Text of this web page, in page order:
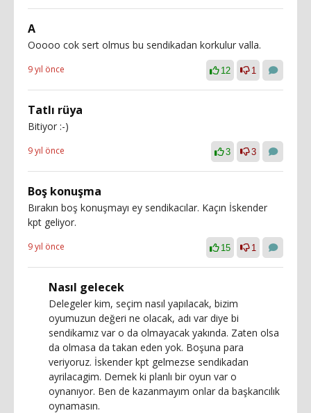
A
Ooooo cok sert olmus bu sendikadan korkulur valla.
9 yıl önce 12 1
Tatlı rüya
Bitiyor :-)
9 yıl önce 3 3
Boş konuşma
Bırakın boş konuşmayı ey sendikacılar. Kaçın İskender
kpt geliyor.
9 yıl önce 15 1
Nasıl gelecek
Delegeler kim, seçim nasıl yapılacak, bizim
oyumuzun değeri ne olacak, adı var diye bi
sendikamız var o da olmayacak yakında. Zaten olsa
da olmasa da takan eden yok. Boşuna para
veriyoruz. İskender kpt gelmezse sendikadan
ayrilacagim. Demek ki planlı bir oyun var o
oynanıyor. Ben de kazanmayım onlar da başkancılık
oynamasın.